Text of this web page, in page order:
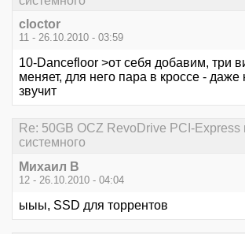
cloctor
11 - 26.10.2010 - 03:59
10-Dancefloor >от себя добавим, три
меняет, для него пара в кроссе -
звучит
Re: 50GB OCZ RevoDrive PCI-Express
системного
Михаил В
12 - 26.10.2010 - 04:04
ыыы, SSD для торрентов